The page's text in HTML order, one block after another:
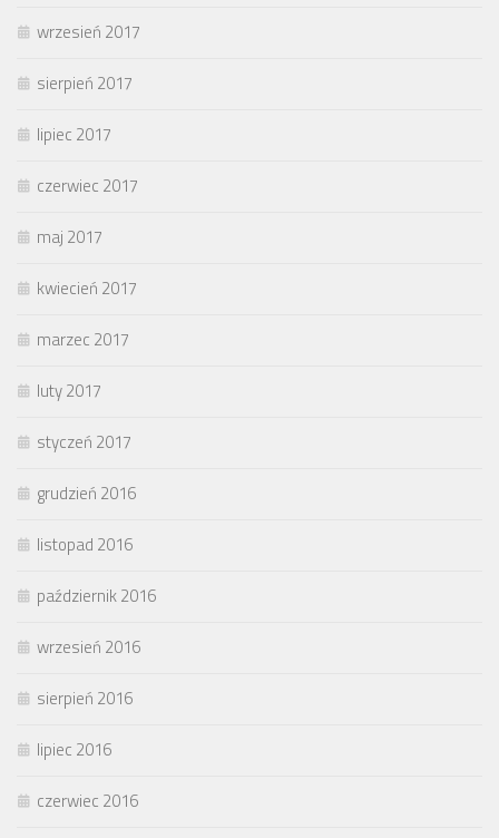
wrzesień 2017
sierpień 2017
lipiec 2017
czerwiec 2017
maj 2017
kwiecień 2017
marzec 2017
luty 2017
styczeń 2017
grudzień 2016
listopad 2016
październik 2016
wrzesień 2016
sierpień 2016
lipiec 2016
czerwiec 2016